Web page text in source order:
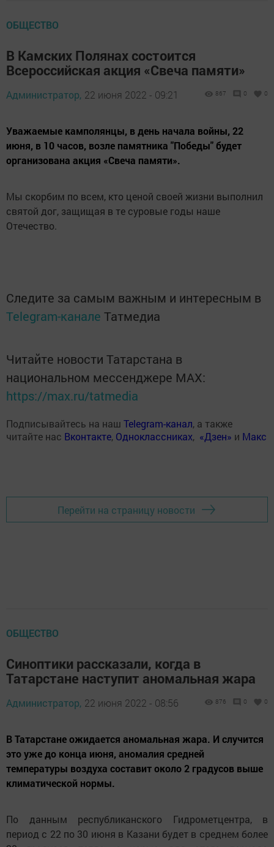
ОБЩЕСТВО
В Камских Полянах состоится
Всероссийская акция «Свеча памяти»
Администратор, 22 июня 2022 - 09:21 867 0 0
Уважаемые камполянцы, в день начала войны, 22
июня, в 10 часов, возле памятника "Победы" будет
организована акция «Свеча памяти».
Мы скорбим по всем, кто ценой своей жизни выполнил
святой дог, защищая в те суровые годы наше
Отечество.
Следите за самым важным и интересным в
Telegram-канале Татмедиа
Читайте новости Татарстана в
национальном мессенджере MАХ:
https://max.ru/tatmedia
Подписывайтесь на наш Telegram-канал, а также
читайте нас Вконтакте, Одноклассниках, «Дзен» и Макс
Перейти на страницу новости
ОБЩЕСТВО
Синоптики рассказали, когда в
Татарстане наступит аномальная жара
Администратор, 22 июня 2022 - 08:56 876 0 0
В Татарстане ожидается аномальная жара. И случится
это уже до конца июня, аномалия средней
температуры воздуха составит около 2 градусов выше
климатической нормы.
По данным республиканского Гидрометцентра, в
период с 22 по 30 июня в Казани будет в среднем более